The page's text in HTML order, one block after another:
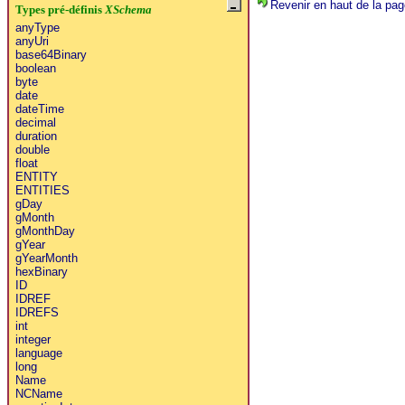
Types pré-définisXSchema
anyType
anyUri
base64Binary
boolean
byte
date
dateTime
decimal
duration
double
float
ENTITY
ENTITIES
gDay
gMonth
gMonthDay
gYear
gYearMonth
hexBinary
ID
IDREF
IDREFS
int
integer
language
long
Name
NCName
Revenir en haut de la